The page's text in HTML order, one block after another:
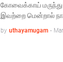
கோவைக்காய்
இவற்றை மென்றால்
by uthayamugam -